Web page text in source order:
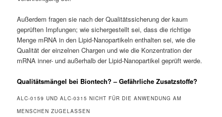
Außerdem fragen sie nach der Qualitätssicherung der kaum
geprüften Impfungen; wie sichergestellt sei, dass die richtige
Menge mRNA in den Lipid-Nanopartikeln enthalten sei, wie die
Qualität der einzelnen Chargen und wie die Konzentration der
mRNA inner- und außerhalb der Lipid-Nanopartikel geprüft werde.
Qualitätsmängel bei Biontech? – Gefährliche Zusatzstoffe?
ALC-0159 UND ALC-0315 NICHT FÜR DIE ANWENDUNG AM
MENSCHEN ZUGELASSEN